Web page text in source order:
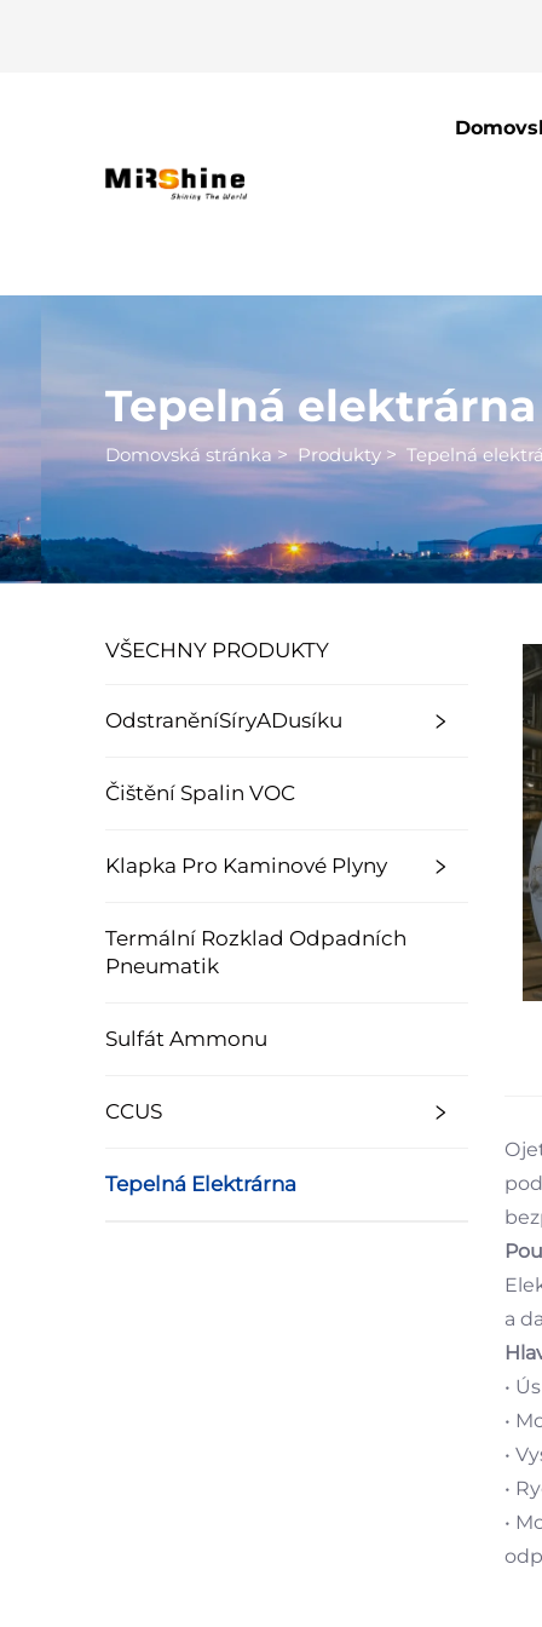
Tepelná elektrárna
Domovská stránka>Produkty > Tepelná
VŠECHNY PRODUKTY
OdstraněníSíryADusíku
Čištění Spalin VOC
Klapka Pro Kaminové Plyny
Termální Rozklad Odpadních
Pneumatik
Sulfát Ammonu
CCUS
Tepelná Elektrárna
a
•
•
•
•
•